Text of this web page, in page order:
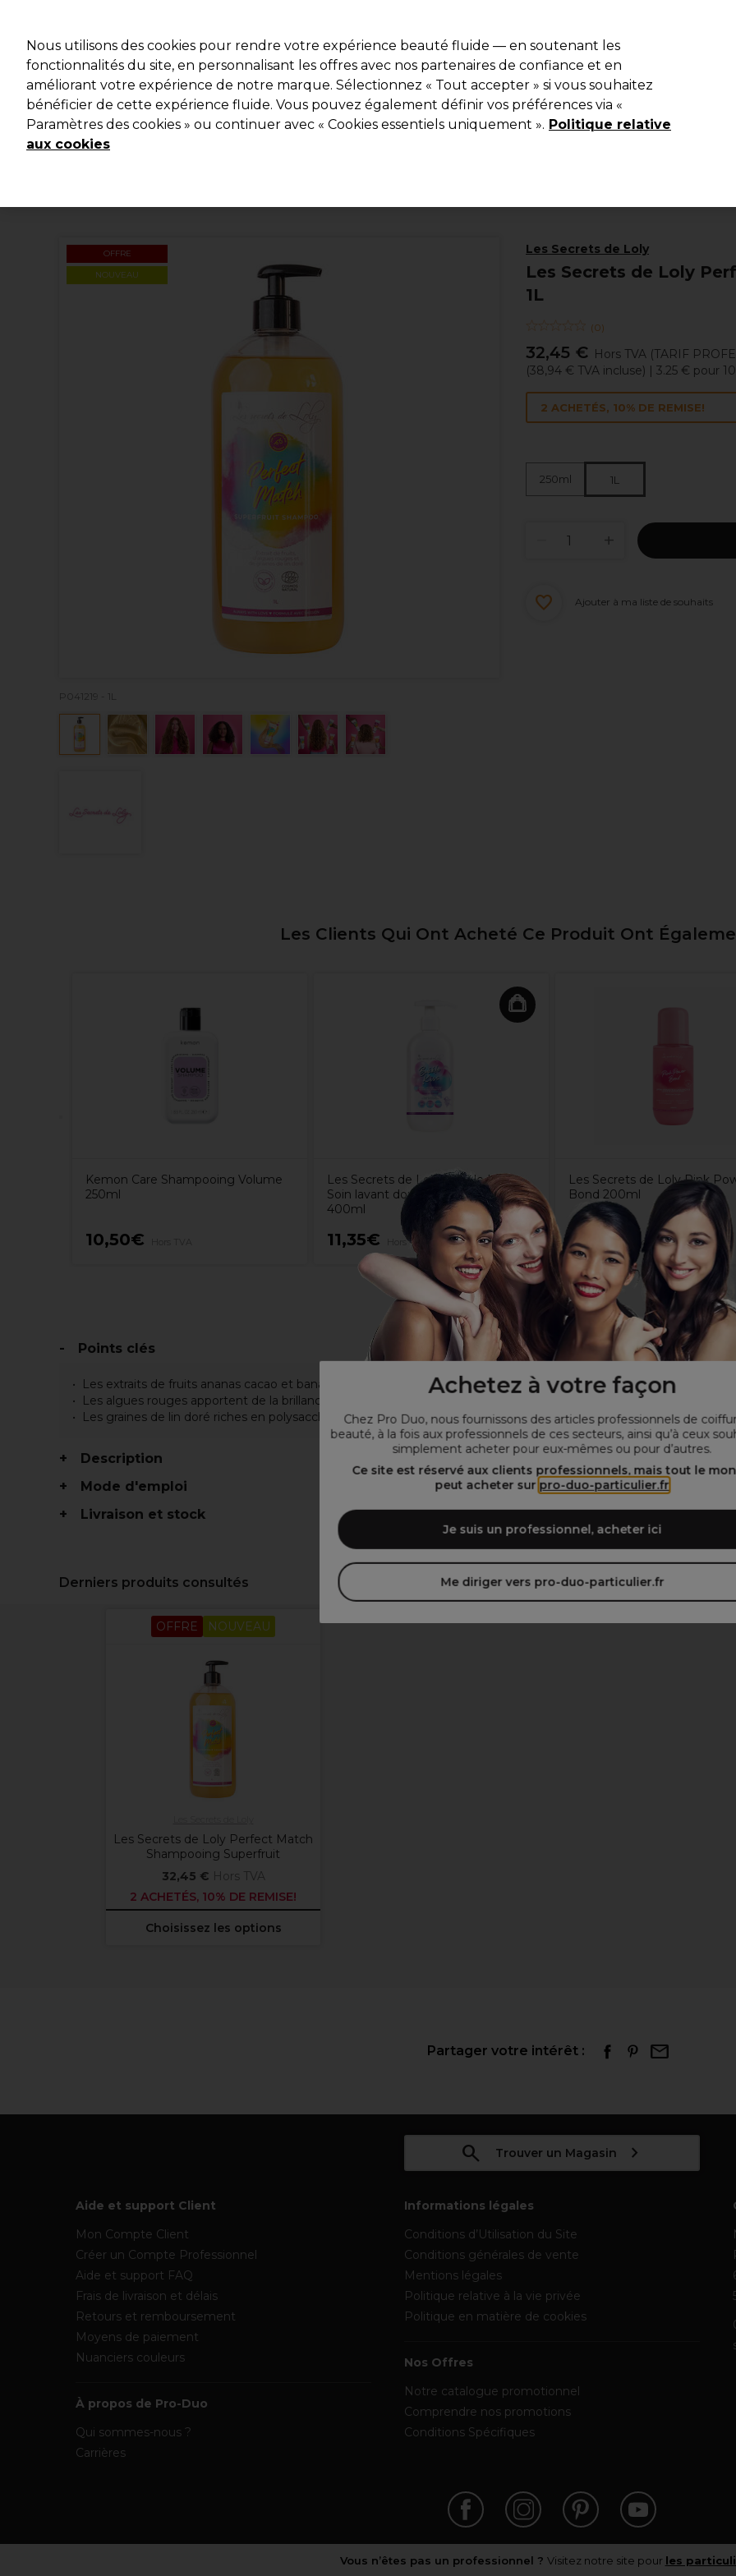
Achetez à votre façon
Chez Pro Duo, nous fournissons des articles professionnels de
beauté, à la fois aux professionnels de ces secteurs, ainsi qu’à ceux
simplement acheter pour eux-mêmes ou pour d’autres.
Ce site est réservé aux clients professionnels, mais tout le
peut acheter sur pro-duo-particulier.fr
Je suis un professionnel, acheter ici
Me diriger vers pro-duo-particulier.fr
Rechercher
Marques Bons plans Coiffure Electro et Matériel Equipement de salon Beauté Hommes Les
Livraison et délais
Les Secrets de Loly
Les Secrets de Loly
1L
(0)
32,45 € Hors TVA (TARIF
(38,94 € TVA incluse) | 3.25 € pour
OFFRE
NOUVEAU
P041219 - 1L
2 ACHETÉS, 10% DE REMISE!
250ml 1L
Ajouter à ma liste de souhaits
Les Clients Qui Ont Acheté Ce Produit Ont
Kemon Care Shampooing Volume
250ml
10,50€
Les Secrets de Loly Bubble Kiss
Soin lavant doux bébés et enfants
400ml
11,35€ Hors TVA
Les Secrets de Loly Pink
Bond 200ml
18,38€ Hors TVA
Points clés
Les extraits de fruits ananas cacao et banane renforcent la fibre capillaire.
Les algues rouges apportent de la brillance aux cheveux.
Les graines de lin doré riches en polysaccharides hydratent la fibre en profondeur.
Description
Mode d'emploi
Livraison et stock
Derniers produits consultés
OFFRE NOUVEAU
Les Secrets de Loly Perfect Match
Shampooing Superfruit
32,45 € Hors TVA
2 ACHETÉS, 10% DE REMISE!
Choisissez les options
Partager votre intérêt :
Trouver un Magasin
Aide et support Client
Mon Compte Client
Créer un Compte Professionnel
Aide et support FAQ
Frais de livraison et délais
Retours et remboursement
Moyens de paiement
Nuanciers couleurs
À propos de Pro-Duo
Qui sommes-nous ?
Carrières
Informations légales
Conditions d’Utilisation du Site
Conditions générales de vente
Mentions légales
Politique relative à la vie privée
Politique en matière de cookies
Nos Offres
Notre catalogue promotionnel
Comprendre nos promotions
Conditions Spécifiques
Vous n’êtes pas un professionnel ? Visitez notre site pour les
Nous utilisons des cookies pour rendre votre expérience beauté fluide — en soutenant les
fonctionnalités du site, en personnalisant les offres avec nos partenaires de confiance et en
améliorant votre expérience de notre marque. Sélectionnez « Tout accepter » si vous souhaitez
bénéficier de cette expérience fluide. Vous pouvez également définir vos préférences via «
Paramètres des cookies » ou continuer avec « Cookies essentiels uniquement ». Politique relative
aux cookies